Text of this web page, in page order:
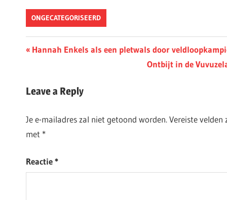
ONGECATEGORISEERD
Berichtnavigatie
Previous
Hannah Enkels als een pletwals door
Next
Ontbijt in de
Leave a Reply
Je e-mailadres zal niet getoond worden.Vereiste velden
met *
Reactie*